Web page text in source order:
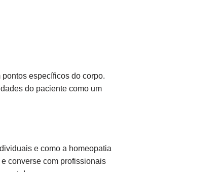
específicos do corpo.
do paciente como um
e como a homeopatia
converse com profissionais